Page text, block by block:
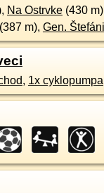
Na Ostrvke(430
m), Gen.
, 1x cyklopumpa